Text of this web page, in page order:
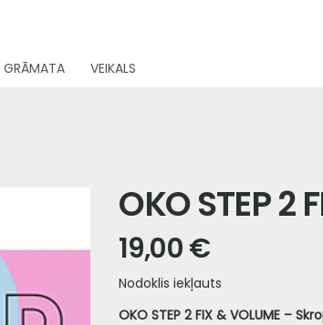
GRĀMATA VEIKALS
OKO STEP 2
Cena
19,00 €
Nodoklis iekļauts
OKO STEP 2 FIX & VOLUME –